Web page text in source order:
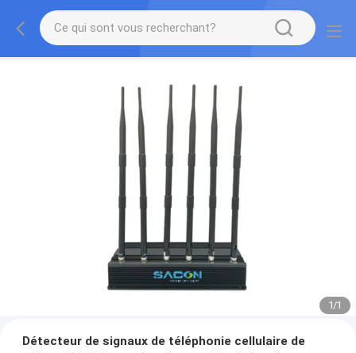
1/1
Détecteur de signaux de téléphonie cellulaire de